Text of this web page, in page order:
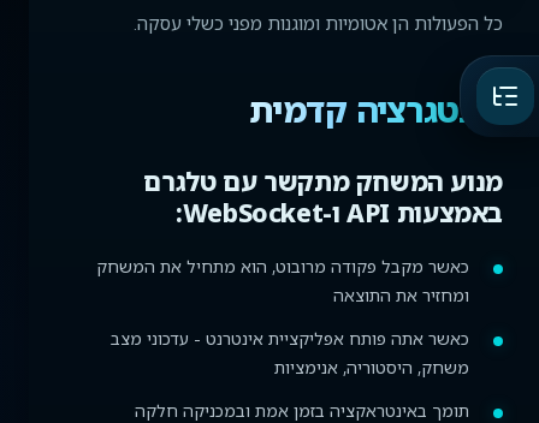
כל הפעולות הן אטומיות ומוגנות מפני כשלי עסקה.
אינטגרציה קדמית
מנוע המשחק מתקשר עם טלגרם
באמצעות API ו-WebSocket:
כאשר מקבל פקודה מרובוט, הוא מתחיל את המשחק
ומחזיר את התוצאה
כאשר אתה פותח אפליקציית אינטרנט - עדכוני מצב
משחק, היסטוריה, אנימציות
תומך באינטראקציה בזמן אמת ובמכניקה חלקה